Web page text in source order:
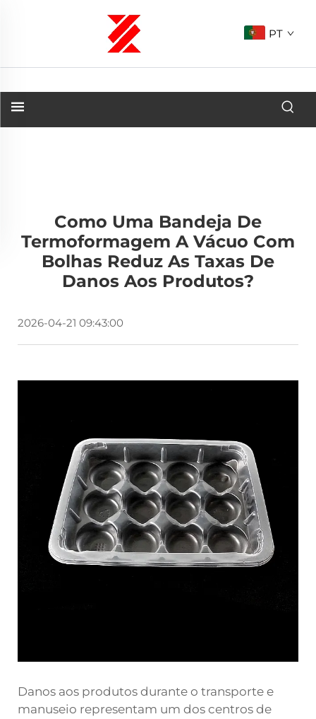
PT
Como Uma Bandeja De
Termoformagem A Vácuo Com
Bolhas Reduz As Taxas De
Danos Aos Produtos?
2026-04-21 09:43:00
Danos aos produtos durante o transporte e
manuseio representam um dos centros de